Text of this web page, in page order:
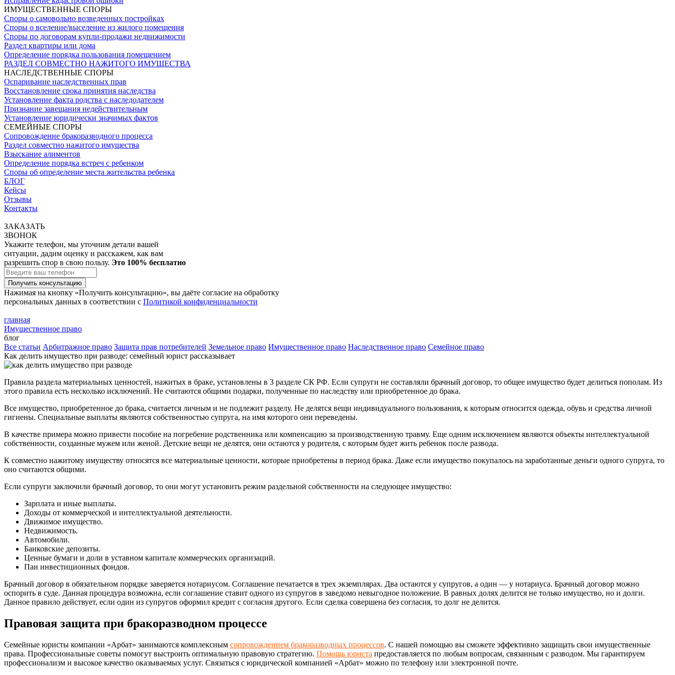
ИМУЩЕСТВЕННЫЕ СПОРЫ
Споры о самовольно возведенных постройках
Споры о вселение/выселение из жилого помещения
Споры по договорам купли-продажи недвижимости
Раздел квартиры или дома
Определение порядка пользования помещением
РАЗДЕЛ СОВМЕСТНО НАЖИТОГО ИМУЩЕСТВА
НАСЛЕДСТВЕННЫЕ СПОРЫ
Оспаривание наследственных прав
Восстановление срока принятия наследства
Установление факта родства с наследодателем
Признание завещания недействительным
Установление юридически значимых фактов
СЕМЕЙНЫЕ СПОРЫ
Сопровождение бракоразводного процесса
Раздел совместно нажитого имущества
Взыскание алиментов
Определение порядка встреч с ребенком
Споры об определение места жительства ребенка
БЛОГ
Кейсы
Отзывы
Контакты
ЗАКАЗАТЬ
ЗВОНОК
Укажите телефон, мы уточним детали вашей
ситуации, дадим оценку и расскажем, как вам
разрешить спор в свою пользу. Это 100% бесплатно
Получить консультацию
Нажимая на кнопку «Получить консультацию», вы даёте согласие на обработку
персональных данных в соответствии с Политикой конфиденциальности
главная
Имущественное право
блог
Все статьи Арбитражное право Защита прав потребителей Земельное право Имущественное право Наследственное право Семейное право
Как делить имущество при разводе: семейный юрист рассказывает
Правила раздела материальных ценностей, нажитых в браке, установлены в 3 разделе СК РФ. Если супруги не составляли брачный договор, то общее имущество будет делиться пополам. Из
этого правила есть несколько исключений. Не считаются общими подарки, полученные по наследству или приобретенное до брака.
Все имущество, приобретенное до брака, считается личным и не подлежит разделу. Не делятся вещи индивидуального пользования, к которым относится одежда, обувь и средства личной
гигиены. Специальные выплаты являются собственностью супруга, на имя которого они переведены.
В качестве примера можно привести пособие на погребение родственника или компенсацию за производственную травму. Еще одним исключением являются объекты интеллектуальной
собственности, созданные мужем или женой. Детские вещи не делятся, они остаются у родителя, с которым будет жить ребенок после развода.
К совместно нажитому имуществу относятся все материальные ценности, которые приобретены в период брака. Даже если имущество покупалось на заработанные деньги одного супруга, то
оно считаются общими.
Если супруги заключили брачный договор, то они могут установить режим раздельной собственности на следующее имущество:
Зарплата и иные выплаты.
Доходы от коммерческой и интеллектуальной деятельности.
Движимое имущество.
Недвижимость.
Автомобили.
Банковские депозиты.
Ценные бумаги и доли в уставном капитале коммерческих организаций.
Паи инвестиционных фондов.
Брачный договор в обязательном порядке заверяется нотариусом. Соглашение печатается в трех экземплярах. Два остаются у супругов, а один — у нотариуса. Брачный договор можно
оспорить в суде. Данная процедура возможна, если соглашение ставит одного из супругов в заведомо невыгодное положение. В равных долях делится не только имущество, но и долги.
Данное правило действует, если один из супругов оформил кредит с согласия другого. Если сделка совершена без согласия, то долг не делится.
Правовая защита при бракоразводном процессе
Семейные юристы компании «Арбат» занимаются комплексным сопровождением бракоразводных процессов. С нашей помощью вы сможете эффективно защищать свои имущественные
права. Профессиональные советы помогут выстроить оптимальную правовую стратегию. Помощь юриста предоставляется по любым вопросам, связанным с разводом. Мы гарантируем
профессионализм и высокое качество оказываемых услуг. Связаться с юридической компанией «Арбат» можно по телефону или электронной почте.